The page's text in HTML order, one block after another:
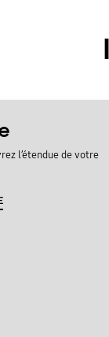
l’étendue de votre